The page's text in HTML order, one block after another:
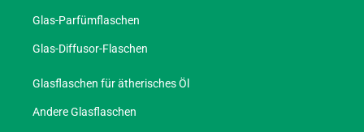
Glas-Parfümflaschen
Glas-Diffusor-Flaschen
Glasflaschen für ätherisches Öl
Andere Glasflaschen